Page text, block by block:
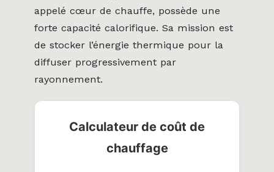
appelé cœur de chauffe, possède une
forte capacité calorifique. Sa mission est
de stocker l’énergie thermique pour la
diffuser progressivement par
rayonnement.
Calculateur de coût de
chauffage